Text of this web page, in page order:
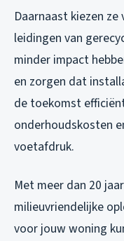
Daarnaast kiezen
leidingen van
minder impact
en zorgen dat
de toekomst
onderhoudskosten
voetafdruk.
Met meer dan 20
milieuvriendelijke
voor jouw woning